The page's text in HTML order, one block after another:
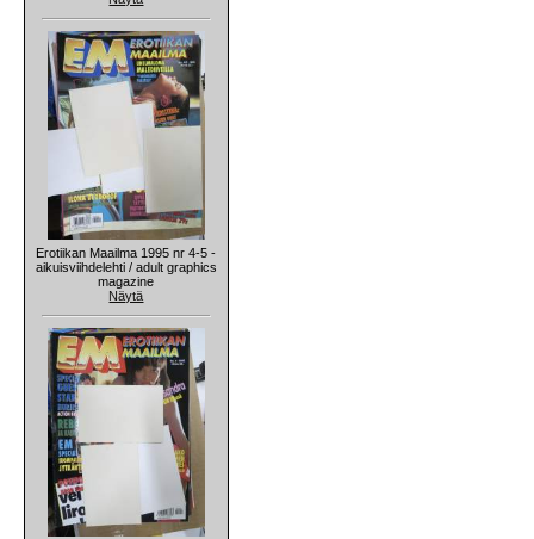
Erotiikan Maailma 1995 nr 4-5 -
aikuisviihdelehti / adult graphics
magazine
Näytä